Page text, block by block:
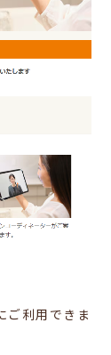
ご利用できま